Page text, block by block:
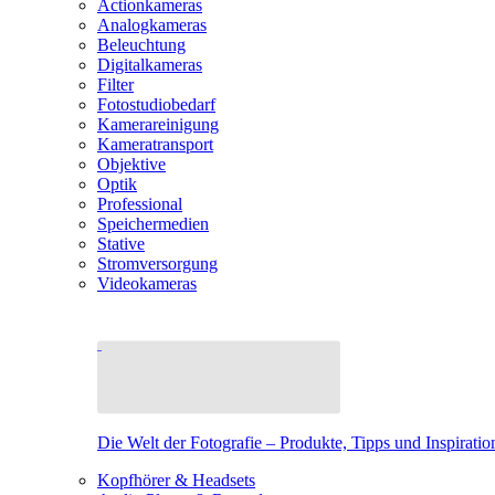
Actionkameras
Analogkameras
Beleuchtung
Digitalkameras
Filter
Fotostudiobedarf
Kamerareinigung
Kameratransport
Objektive
Optik
Professional
Speichermedien
Stative
Stromversorgung
Videokameras
Die Welt der Fotografie – Produkte, Tipps und
Kopfhörer & Headsets